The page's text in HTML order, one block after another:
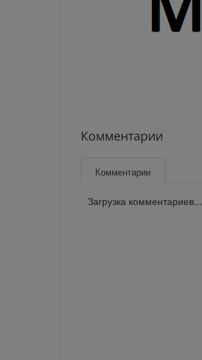
Комментарии
Комментарии
Загрузка комментариев...